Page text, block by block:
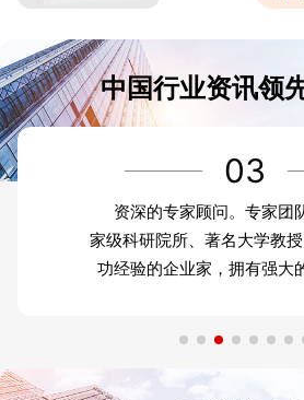
中国行业资讯领
03
资深的专家顾问。专家团
家级科研院所、著名大学教
功经验的企业家，拥有强大